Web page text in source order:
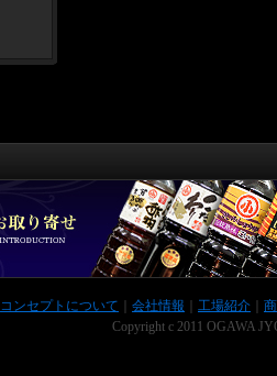
コンセプトについて 会社情報 工場紹介
Copyright c 2011 OGAWA